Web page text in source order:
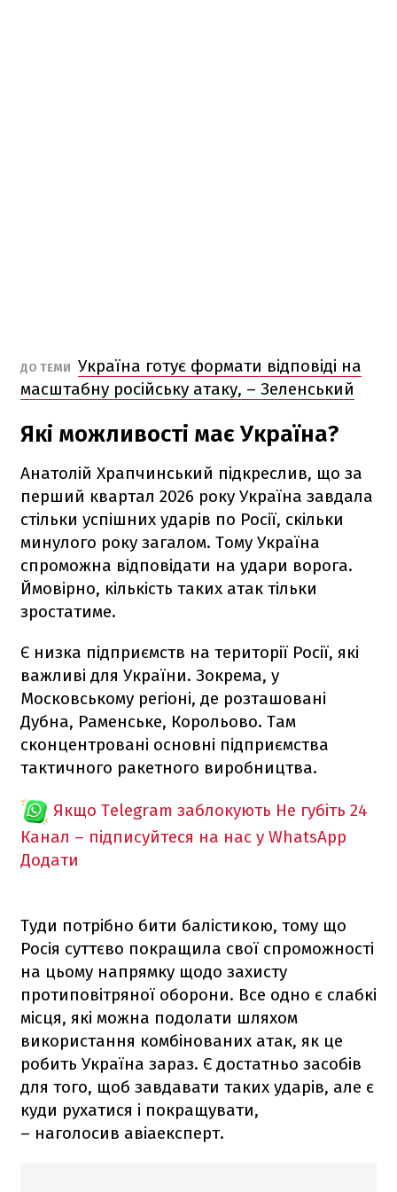
ДО ТЕМИ Україна готує формати відповіді на
масштабну російську атаку, – Зеленський
Які можливості має Україна?
Анатолій Храпчинський підкреслив, що за
перший квартал 2026 року Україна завдала
стільки успішних ударів по Росії, скільки
минулого року загалом. Тому Україна
спроможна відповідати на удари ворога.
Ймовірно, кількість таких атак тільки
зростатиме.
Є низка підприємств на території Росії, які
важливі для України. Зокрема, у
Московському регіоні, де розташовані
Дубна, Раменське, Корольово. Там
сконцентровані основні підприємства
тактичного ракетного виробництва.
Якщо Telegram заблокують Не губіть 24
Канал – підписуйтеся на нас у WhatsApp
Додати
Туди потрібно бити балістикою, тому що
Росія суттєво покращила свої спроможності
на цьому напрямку щодо захисту
протиповітряної оборони. Все одно є слабкі
місця, які можна подолати шляхом
використання комбінованих атак, як це
робить Україна зараз. Є достатньо засобів
для того, щоб завдавати таких ударів, але є
куди рухатися і покращувати,
– наголосив авіаексперт.